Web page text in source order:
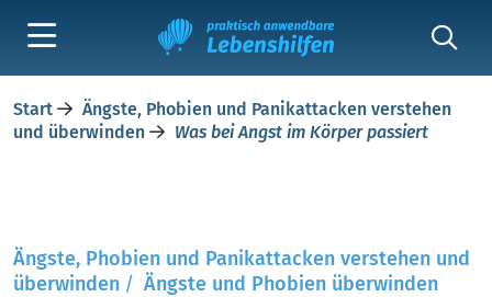
Start
Ängste, Phobien und Panikattacken verstehen
und überwinden
Was bei Angst im Körper passiert
Ängste, Phobien und Panikattacken verstehen und
überwinden / Ängste und Phobien überwinden